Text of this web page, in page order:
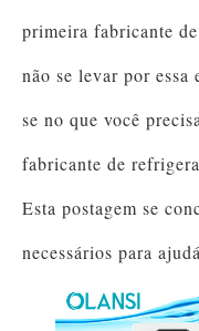
primeira fabricante
não se levar por essa
se no que você
fabricante de
Esta postagem se
necessários para